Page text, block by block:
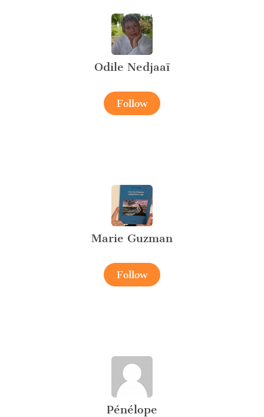
Odile Nedjaaï
Follow
Marie Guzman
Follow
Pénélope